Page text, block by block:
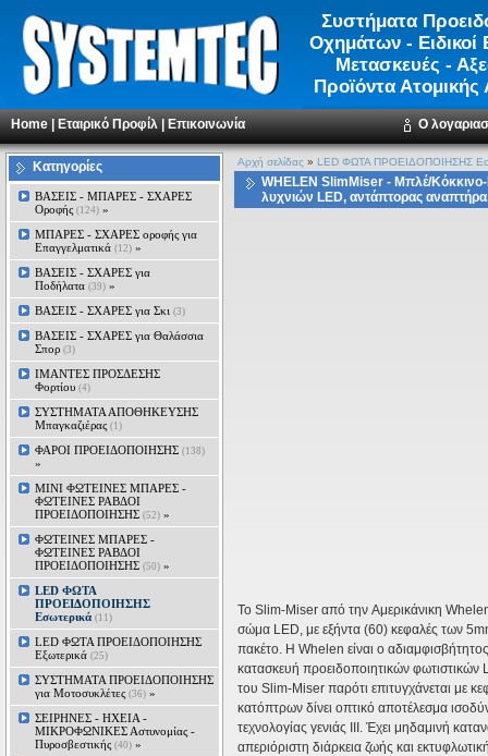
Συστήματα
Οχημάτων - Ειδικοί
Μετασκευές -
Προϊόντα Ατομικής
Home|Εταιρικό Προφίλ|Επικοινωνία Ο
Κατηγορίες
ΒΑΣΕΙΣ - ΜΠΑΡΕΣ - ΣΧΑΡΕΣ
Οροφής (124) »
ΜΠΑΡΕΣ - ΣΧΑΡΕΣ oροφής για
Επαγγελματικά (12) »
ΒΑΣΕΙΣ - ΣΧΑΡΕΣ για
Ποδήλατα (39) »
ΒΑΣΕΙΣ - ΣΧΑΡΕΣ για Σκι (3)
ΒΑΣΕΙΣ - ΣΧΑΡΕΣ για Θαλάσσια
Σπορ (3)
ΙΜΑΝΤΕΣ ΠΡΟΣΔΕΣΗΣ
Φορτίου (4)
ΣΥΣΤΗΜΑΤΑ ΑΠΟΘΗΚΕΥΣΗΣ
Μπαγκαζιέρας (1)
ΦΑΡΟΙ ΠΡΟΕΙΔΟΠΟΙΗΣΗΣ (138)
»
MINI ΦΩΤΕΙΝΕΣ ΜΠΑΡΕΣ -
ΦΩΤΕΙΝΕΣ ΡΑΒΔΟΙ
ΠΡΟΕΙΔΟΠΟΙΗΣΗΣ (52) »
ΦΩΤΕΙΝΕΣ ΜΠΑΡΕΣ -
ΦΩΤΕΙΝΕΣ ΡΑΒΔΟΙ
ΠΡΟΕΙΔΟΠΟΙΗΣΗΣ (50) »
LED ΦΩΤΑ
ΠΡΟΕΙΔΟΠΟΙΗΣΗΣ
Εσωτερικά (11)
LED ΦΩΤΑ ΠΡΟΕΙΔΟΠΟΙΗΣΗΣ
Εξωτερικά (25)
ΣΥΣΤΗΜΑΤΑ ΠΡΟΕΙΔΟΠΟΙΗΣΗΣ
για Μοτοσυκλέτες (36) »
ΣΕΙΡΗΝΕΣ - ΗΧΕΙΑ -
ΜΙΚΡΟΦΩΝΙΚΕΣ Αστυνομίας -
Πυροσβεστικής (40) »
Αρχή σελίδας » LED ΦΩΤΑ ΠΡΟΕΙΔΟΠΟΙΗΣΗΣ
WHELEN SlimMiser - Μπλέ/
λυχνιών LED, αντάπτορας
Το Slim-Miser από την Αμερικάνικη
σώμα LED, με εξήντα (60) κεφαλές των
πακέτο. Η Whelen είναι ο
κατασκευή προειδοποιητικών
του Slim-Miser παρότι επιτυγχάνεται με
κατόπτρων δίνει οπτικό αποτέλεσμα
τεχνολογίας γενιάς ΙΙΙ. Έχει μηδαμινή
απεριόριστη διάρκεια ζωής και